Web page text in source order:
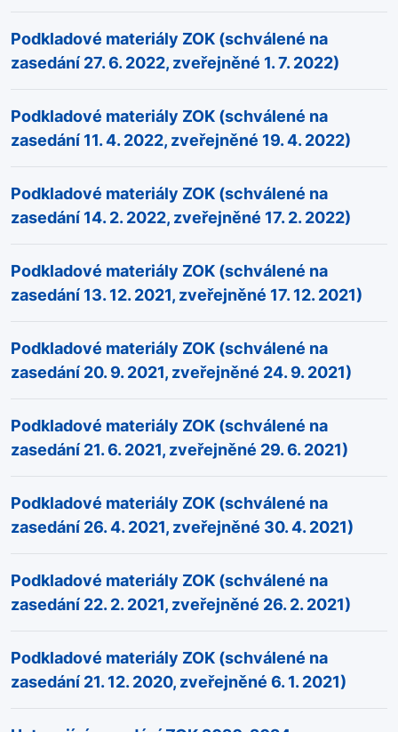
Podkladové materiály ZOK (schválené na
zasedání 27. 6. 2022, zveřejněné 1. 7. 2022)
Podkladové materiály ZOK (schválené na
zasedání 11. 4. 2022, zveřejněné 19. 4. 2022)
Podkladové materiály ZOK (schválené na
zasedání 14. 2. 2022, zveřejněné 17. 2. 2022)
Podkladové materiály ZOK (schválené na
zasedání 13. 12. 2021, zveřejněné 17. 12. 2021)
Podkladové materiály ZOK (schválené na
zasedání 20. 9. 2021, zveřejněné 24. 9. 2021)
Podkladové materiály ZOK (schválené na
zasedání 21. 6. 2021, zveřejněné 29. 6. 2021)
Podkladové materiály ZOK (schválené na
zasedání 26. 4. 2021, zveřejněné 30. 4. 2021)
Podkladové materiály ZOK (schválené na
zasedání 22. 2. 2021, zveřejněné 26. 2. 2021)
Podkladové materiály ZOK (schválené na
zasedání 21. 12. 2020, zveřejněné 6. 1. 2021)